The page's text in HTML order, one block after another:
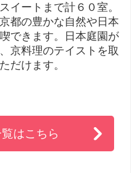
イートまで計６０室。
都の豊かな自然や日本
できます。日本庭園が
京料理のテイストを取
だけます。
はこちら